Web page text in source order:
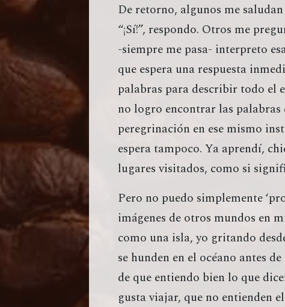
De retorno, algunos me
“¡Sí!”, respondo. Otros me
-siempre me pasa- interpreto
que espera una respuesta
palabras para describir todo el
no logro encontrar las
peregrinación en ese mismo
espera tampoco. Ya aprendí,
lugares visitados, como si
Pero no puedo simplemente
imágenes de otros mundos en
como una isla, yo gritando
se hunden en el océano antes
de que entiendo bien lo que
gusta viajar, que no entienden